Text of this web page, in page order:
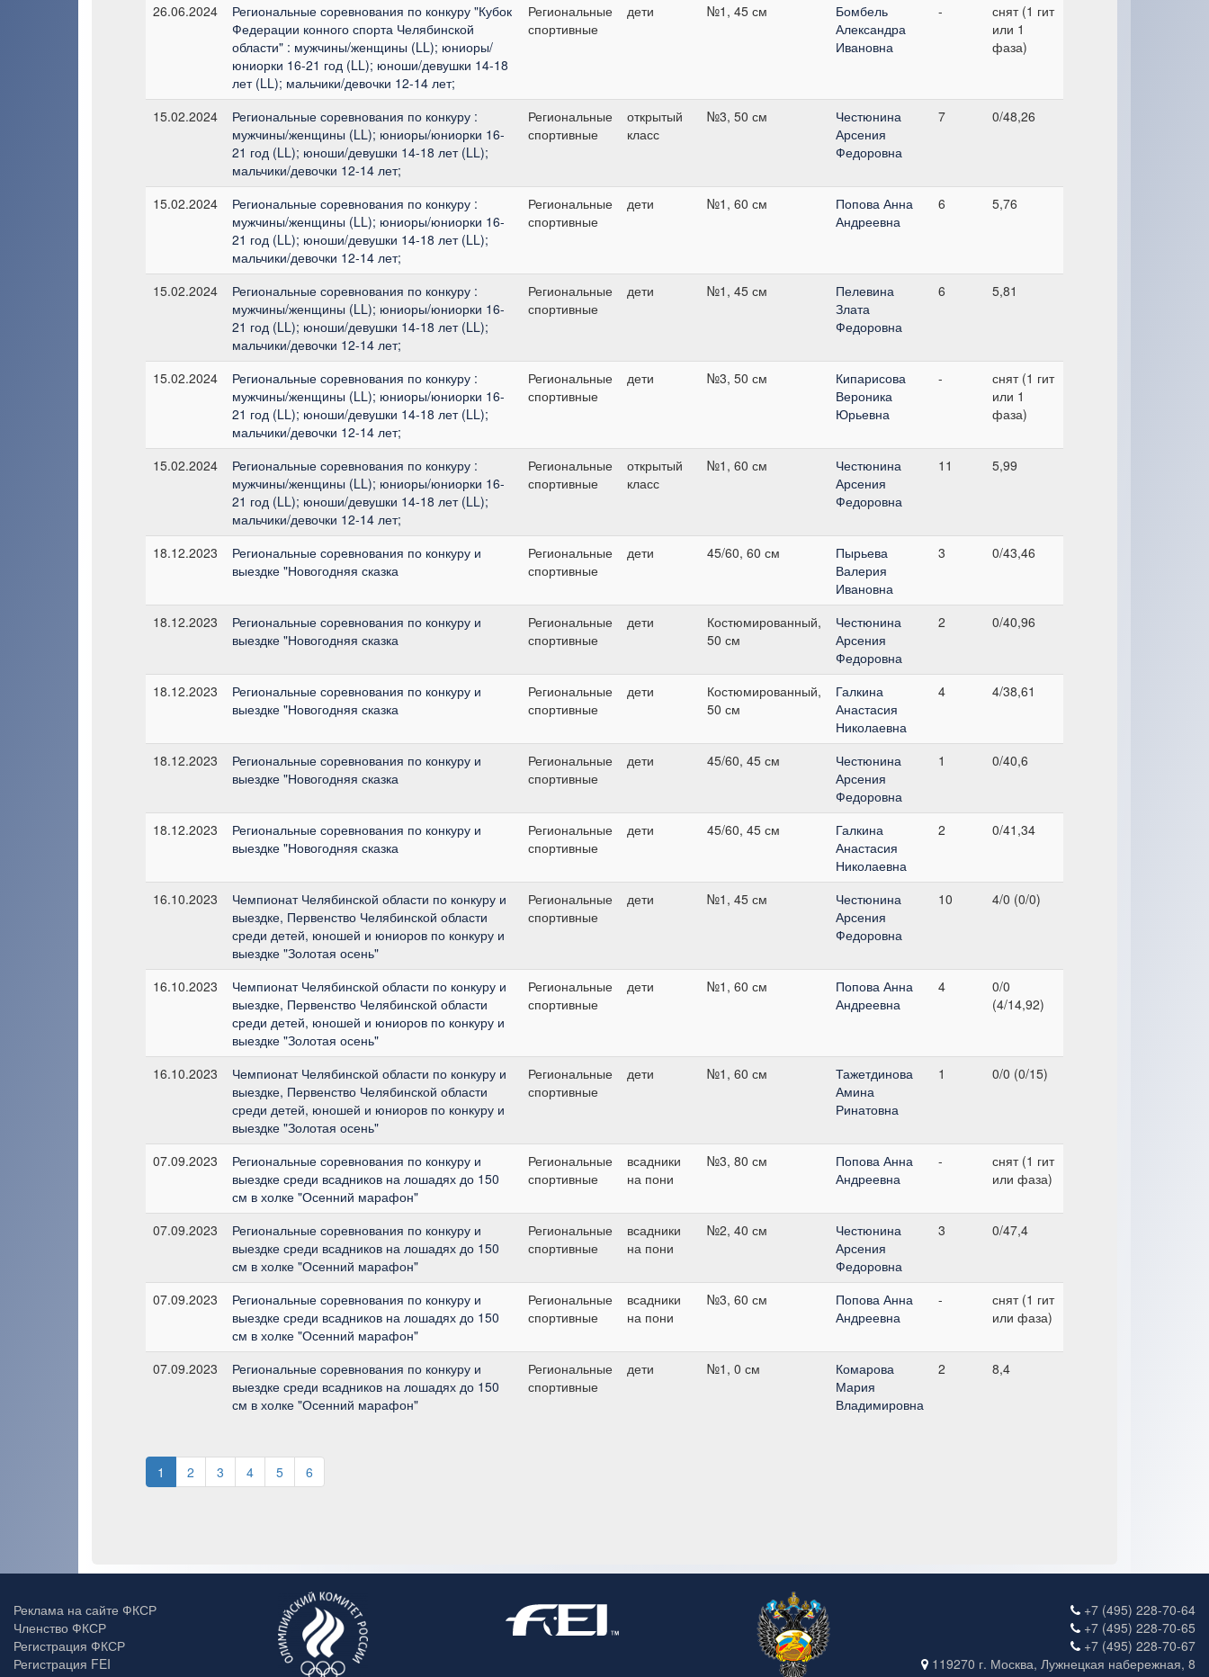
26.06.2024
Региональные соревнования по конкуру "Кубок
Федерации конного спорта Челябинской
области" : мужчины/женщины (LL); юниоры/
юниорки 16-21 год (LL); юноши/девушки 14-18
лет (LL); мальчики/девочки 12-14 лет;
Региональные
спортивные
дети №1, 45 см
Бомбель
Александра
Ивановна
-
снят (1 гит
или 1
фаза)
15.02.2024
Региональные соревнования по конкуру :
мужчины/женщины (LL); юниоры/юниорки 16-
21 год (LL); юноши/девушки 14-18 лет (LL);
мальчики/девочки 12-14 лет;
Региональные
спортивные
открытый
класс
№3, 50 см
Честюнина
Арсения
Федоровна
7 0/48,26
15.02.2024
Региональные соревнования по конкуру :
мужчины/женщины (LL); юниоры/юниорки 16-
21 год (LL); юноши/девушки 14-18 лет (LL);
мальчики/девочки 12-14 лет;
Региональные
спортивные
дети №1, 60 см
Попова Анна
Андреевна
6 5,76
15.02.2024
Региональные соревнования по конкуру :
мужчины/женщины (LL); юниоры/юниорки 16-
21 год (LL); юноши/девушки 14-18 лет (LL);
мальчики/девочки 12-14 лет;
Региональные
спортивные
дети №1, 45 см
Пелевина
Злата
Федоровна
6 5,81
15.02.2024
Региональные соревнования по конкуру :
мужчины/женщины (LL); юниоры/юниорки 16-
21 год (LL); юноши/девушки 14-18 лет (LL);
мальчики/девочки 12-14 лет;
Региональные
спортивные
дети №3, 50 см
Кипарисова
Вероника
Юрьевна
-
снят (1 гит
или 1
фаза)
15.02.2024
Региональные соревнования по конкуру :
мужчины/женщины (LL); юниоры/юниорки 16-
21 год (LL); юноши/девушки 14-18 лет (LL);
мальчики/девочки 12-14 лет;
Региональные
спортивные
открытый
класс
№1, 60 см
Честюнина
Арсения
Федоровна
11 5,99
18.12.2023
Региональные соревнования по конкуру и
выездке "Новогодняя сказка
Региональные
спортивные
дети 45/60, 60 см
Пырьева
Валерия
Ивановна
3 0/43,46
18.12.2023
Региональные соревнования по конкуру и
выездке "Новогодняя сказка
Региональные
спортивные
дети
Костюмированный,
50 см
Честюнина
Арсения
Федоровна
2 0/40,96
18.12.2023
Региональные соревнования по конкуру и
выездке "Новогодняя сказка
Региональные
спортивные
дети
Костюмированный,
50 см
Галкина
Анастасия
Николаевна
4 4/38,61
18.12.2023
Региональные соревнования по конкуру и
выездке "Новогодняя сказка
Региональные
спортивные
дети 45/60, 45 см
Честюнина
Арсения
Федоровна
1 0/40,6
18.12.2023
Региональные соревнования по конкуру и
выездке "Новогодняя сказка
Региональные
спортивные
дети 45/60, 45 см
Галкина
Анастасия
Николаевна
2 0/41,34
16.10.2023
Чемпионат Челябинской области по конкуру и
выездке, Первенство Челябинской области
среди детей, юношей и юниоров по конкуру и
выездке "Золотая осень"
Региональные
спортивные
дети №1, 45 см
Честюнина
Арсения
Федоровна
10 4/0 (0/0)
16.10.2023
Чемпионат Челябинской области по конкуру и
выездке, Первенство Челябинской области
среди детей, юношей и юниоров по конкуру и
выездке "Золотая осень"
Региональные
спортивные
дети №1, 60 см
Попова Анна
Андреевна
4
0/0
(4/14,92)
16.10.2023
Чемпионат Челябинской области по конкуру и
выездке, Первенство Челябинской области
среди детей, юношей и юниоров по конкуру и
выездке "Золотая осень"
Региональные
спортивные
дети №1, 60 см
Тажетдинова
Амина
Ринатовна
1 0/0 (0/15)
07.09.2023
Региональные соревнования по конкуру и
выездке среди всадников на лошадях до 150
см в холке "Осенний марафон"
Региональные
спортивные
всадники
на пони
№3, 80 см
Попова Анна
Андреевна
-
снят (1 гит
или фаза)
07.09.2023
Региональные соревнования по конкуру и
выездке среди всадников на лошадях до 150
см в холке "Осенний марафон"
Региональные
спортивные
всадники
на пони
№2, 40 см
Честюнина
Арсения
Федоровна
3 0/47,4
07.09.2023
Региональные соревнования по конкуру и
выездке среди всадников на лошадях до 150
см в холке "Осенний марафон"
Региональные
спортивные
всадники
на пони
№3, 60 см
Попова Анна
Андреевна
-
снят (1 гит
или фаза)
07.09.2023
Региональные соревнования по конкуру и
выездке среди всадников на лошадях до 150
см в холке "Осенний марафон"
Региональные
спортивные
дети №1, 0 см
Комарова
Мария
Владимировна
2 8,4
1 2 3 4 5 6
Реклама на сайте ФКСР
Членство ФКСР
Регистрация ФКСР
Регистрация FEI
+7 (495) 228-70-64
+7 (495) 228-70-65
+7 (495) 228-70-67
119270 г. Москва, Лужнецкая набережная, 8